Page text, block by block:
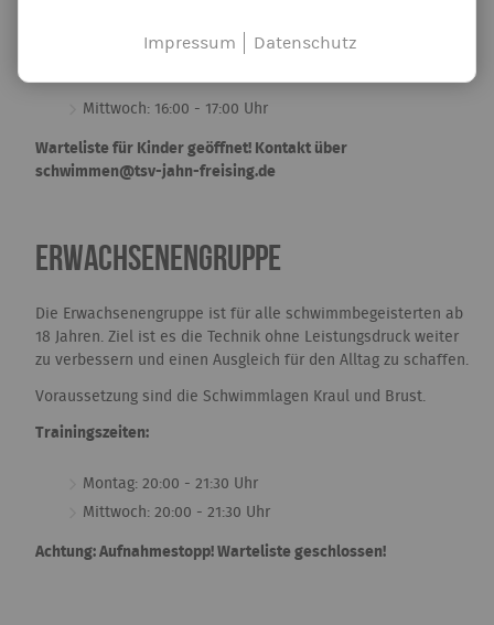
Durch abwechslungsreiches Training ist auch hier der Spaß
Mittwoch: 16:00 - 17:00 Uhr
Warteliste für Kinder geöffnet! Kontakt über
schwimmen@tsv-jahn-freising.de
Erwachsenengruppe
Die Erwachsenengruppe ist für alle schwimmbegeisterten ab
18 Jahren. Ziel ist es die Technik ohne Leistungsdruck weiter
zu verbessern und einen Ausgleich für den Alltag zu schaffen.
Voraussetzung sind die Schwimmlagen Kraul und Brust.
Trainingszeiten:
Montag: 20:00 - 21:30 Uhr
Mittwoch: 20:00 - 21:30 Uhr
Achtung: Aufnahmestopp! Warteliste geschlossen!
Impressum Datenschutz